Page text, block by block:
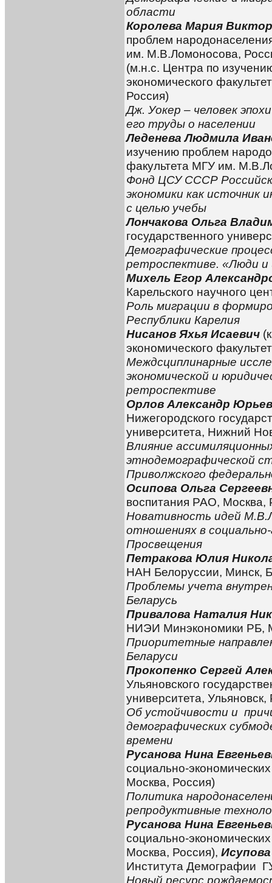
области
Королева Мария
проблем
им. М.В.Ломоносова,
(м.н.с. Центра по
экономического
Россия)
Дж. Уокер – человек
его труды о населении
Леденева Людмила
изучению проблем
факультета МГУ им.
Фонд ЦСУ СССР
экономики как источник
с целью учебы
Лончакова Ольга
государственного
Демографические
ретроспективе. «Люди и
Михель Егор
Карельского научного
Роль миграции в
Республики Карелия
Нисанов Яхья Исаевич
экономического
Междсциплинарные
экономической и
ретроспективе
Орлов Александр
Нижегородского
университета, Нижний
Влияние
этнодемографической
Приволжского
Осипова Ольга
воспитания РАО, Москва,
Новативность идей
отношениях в
Просвещения
Петракова Юлия
НАН Белоруссии, Минск,
Проблемы учета
Беларусь
Привалова Наталия
НИЭИ Минэкономики РБ,
Приоритетные
Беларуси
Прокопенко Сергей
Ульяновского
университета, Ульяновск,
Об устойчивости и
демографических
времени
Русанова Нина
социально-
Москва, Россия)
Политика
репродуктивные
Русанова Нина
социально-
Москва, Россия),
Института Демографии
Новый ресурс